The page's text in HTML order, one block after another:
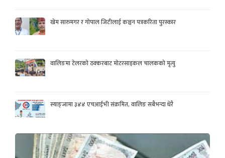
खेम सारुमगर र गोपाल जिटीलाई कञ्चन पत्रकरिता पुरस्कार
वालिङमा टेलरको ठक्करबाट मोटरसाइकल चालकको मृत्यु
स्याङ्जामा ३४४ एचआईभी संक्रमित, वालिङ सबैभन्दा धेरै